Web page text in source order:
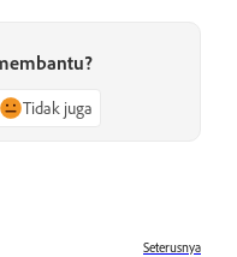
Tidak juga
Seterusnya